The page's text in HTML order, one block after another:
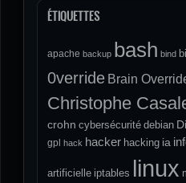
ÉTIQUETTES
apache backup bash bind
0verride Brain
Christophe
crohn cybersécurité debian
gpl
hack hacker hacking ia
artificielle iptables linux